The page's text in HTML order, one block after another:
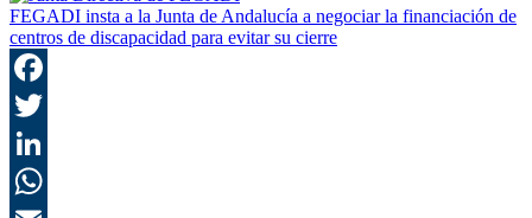
FEGADI insta a la Junta de Andalucía a negociar la financiación de
centros de discapacidad para evitar su cierre